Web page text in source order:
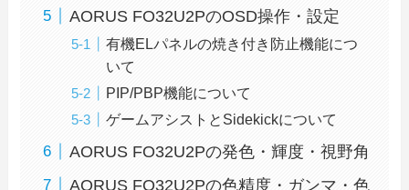
AORUS FO32U2PのOSD操作・設定
有機ELパネルの焼き付き防止機能につ
いて
PIP/PBP機能について
ゲームアシストとSidekickについて
AORUS FO32U2Pの発色・輝度・視野角
AORUS FO32U2Pの色精度・ガンマ・色